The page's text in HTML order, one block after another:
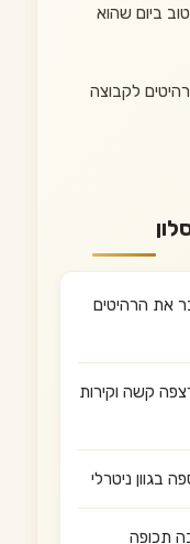
ביום שהוא
לקבוצה
את הרהיטים
קשה וקירות
בגוון ניטרלי
תכופה